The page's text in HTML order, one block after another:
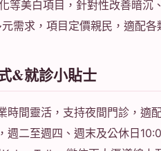
等美白項目，針對性改善暗沉
需求，項目定價親民，適配各
&就診小貼士
時間靈活，支持夜間門診，適
週二至週四、週末及公休日